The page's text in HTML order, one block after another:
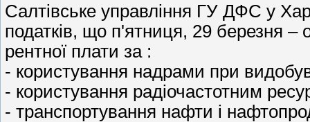
Салтівське управління ГУ ДФС у
податків, що п'ятниця, 29 березня –
рентної плати за :
- користування надрами при
- користування радіочастотним
- транспортування нафти і